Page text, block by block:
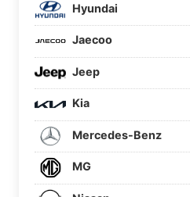
Hyundai
Jaecoo
Jeep
Kia
Mercedes-Benz
MG